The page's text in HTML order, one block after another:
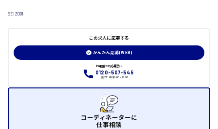
月給制すべて
SEIZO01
この求人に応募する
かんたん応募(WEB)
お電話での応募窓口
0120-507-545
受付：平日9:00 - 18:00
コーディネーターに
仕事相談